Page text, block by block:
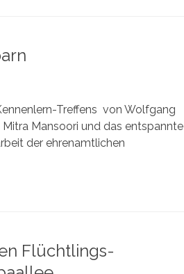
Treffens von Wolfgang
Mansoori und das entspannte
der ehrenamtlichen
Flüchtlings-